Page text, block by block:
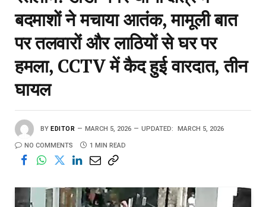
बदमाशों ने मचाया आतंक, मामूली बात
पर तलवारों और लाठियों से घर पर
हमला, CCTV में कैद हुई वारदात, तीन‌
घायल
BY EDITOR MARCH 5, 2026 UPDATED: MARCH 5, 2026
NO COMMENTS 1 MIN READ